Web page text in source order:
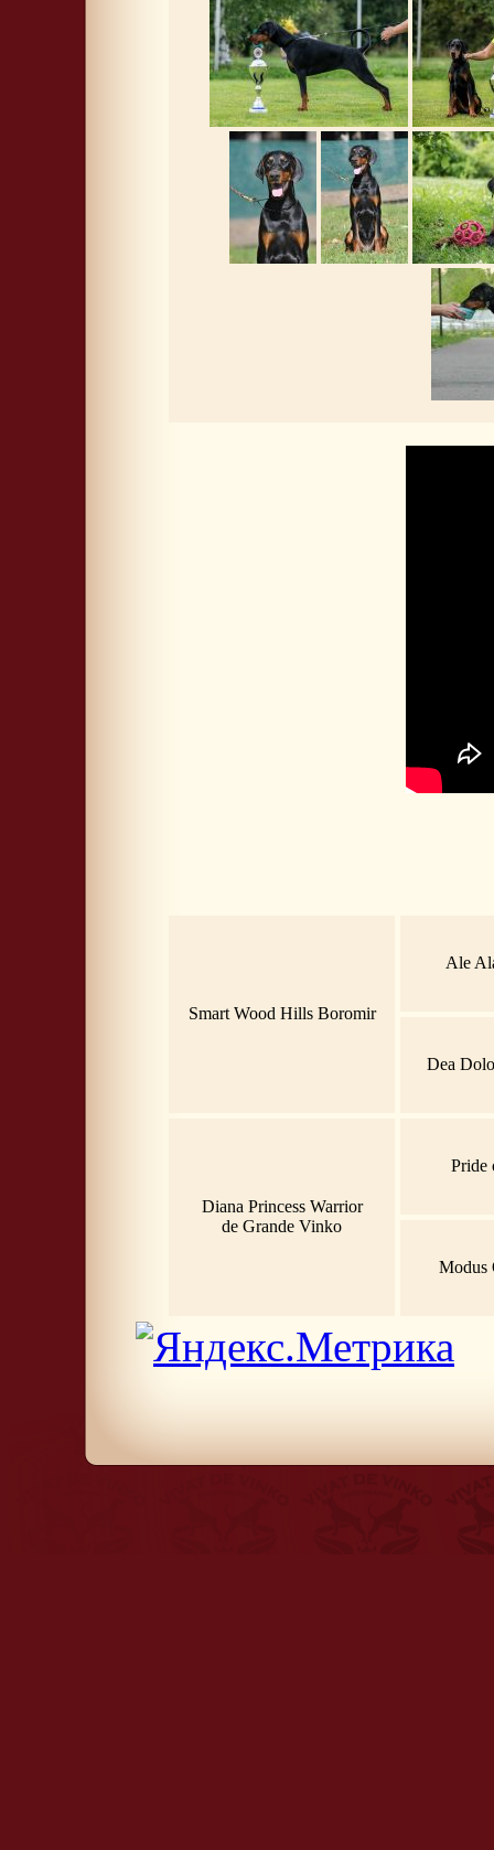
Smart Wood Hills Boromir
Ale
Dea
Diana Princess Warrior
de Grande Vinko
Pride
Modus